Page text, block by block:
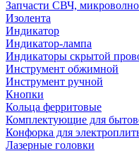
Запчасти СВЧ,
Изолента
Индикатор
Индикатор-лампа
Индикаторы скрытой
Инструмент обжимной
Инструмент ручной
Кнопки
Кольца ферритовые
Комплектующие для
Конфорка для
Лазерные головки